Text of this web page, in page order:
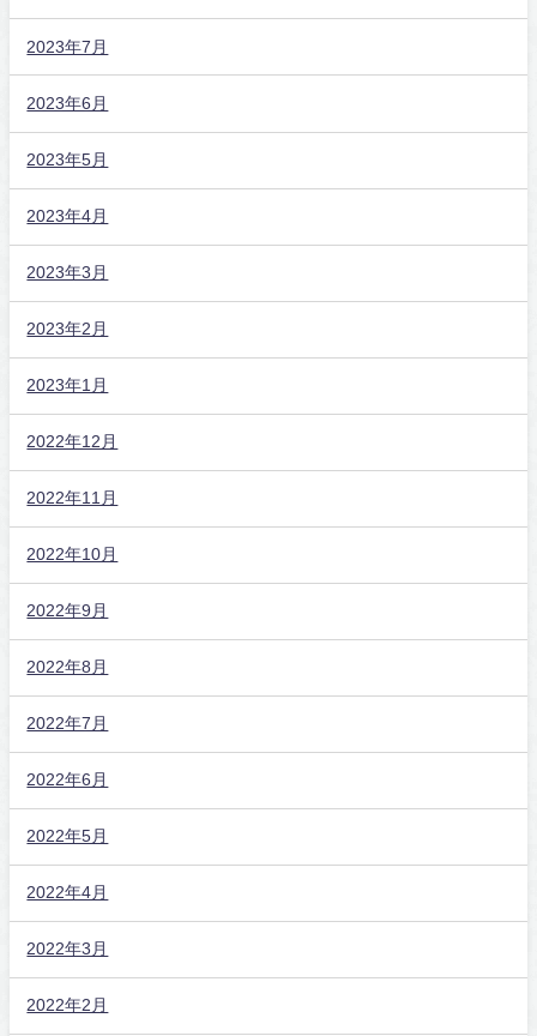
2023年7月
2023年6月
2023年5月
2023年4月
2023年3月
2023年2月
2023年1月
2022年12月
2022年11月
2022年10月
2022年9月
2022年8月
2022年7月
2022年6月
2022年5月
2022年4月
2022年3月
2022年2月